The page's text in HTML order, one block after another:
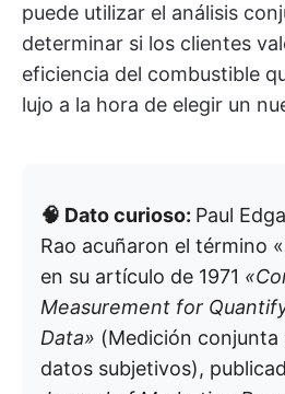
puede utilizar el análisis
determinar si los clientes
eficiencia del combustible
lujo a la hora de elegir un
🧠 Dato curioso: Paul
Rao acuñaron el término
en su artículo de 1971
Measurement for
Data» (Medición
datos subjetivos),